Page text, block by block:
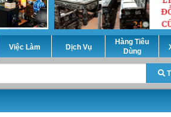
Việc Làm Dịch Vụ
Hàng Tiêu
Dùng